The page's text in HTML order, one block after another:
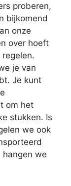
proberen,
bijkomend
onze
over hoeft
je van
Je kunt
om het
stukken. Is
we ook
we